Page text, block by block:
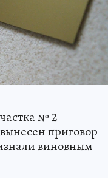
№ 2
приговор
виновным